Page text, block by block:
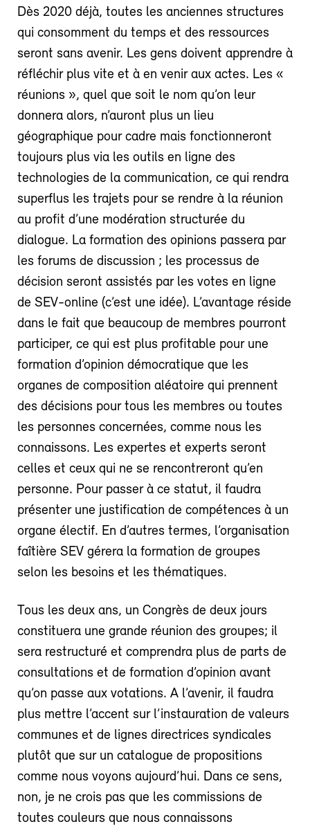
Dès 2020 déjà, toutes les anciennes structures
qui consomment du temps et des ressources
seront sans avenir. Les gens doivent apprendre à
réfléchir plus vite et à en venir aux actes. Les «
réunions », quel que soit le nom qu’on leur
donnera alors, n’auront plus un lieu
géographique pour cadre mais fonctionneront
toujours plus via les outils en ligne des
technologies de la communication, ce qui rendra
superflus les trajets pour se rendre à la réunion
au profit d’une modération structurée du
dialogue. La formation des opinions passera par
les forums de discussion ; les processus de
décision seront assistés par les votes en ligne
de SEV-online (c’est une idée). L’avantage réside
dans le fait que beaucoup de membres pourront
participer, ce qui est plus profitable pour une
formation d’opinion démocratique que les
organes de composition aléatoire qui prennent
des décisions pour tous les membres ou toutes
les personnes concernées, comme nous les
connaissons. Les expertes et experts seront
celles et ceux qui ne se rencontreront qu’en
personne. Pour passer à ce statut, il faudra
présenter une justification de compétences à un
organe électif. En d’autres termes, l’organisation
faîtière SEV gérera la formation de groupes
selon les besoins et les thématiques.
Tous les deux ans, un Congrès de deux jours
constituera une grande réunion des groupes; il
sera restructuré et comprendra plus de parts de
consultations et de formation d’opinion avant
qu’on passe aux votations. A l’avenir, il faudra
plus mettre l’accent sur l’instauration de valeurs
communes et de lignes directrices syndicales
plutôt que sur un catalogue de propositions
comme nous voyons aujourd’hui. Dans ce sens,
non, je ne crois pas que les commissions de
toutes couleurs que nous connaissons